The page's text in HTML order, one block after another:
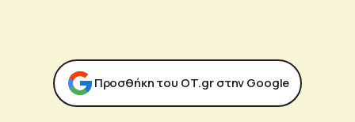
Προσθήκη του ΟΤ.gr στην Google